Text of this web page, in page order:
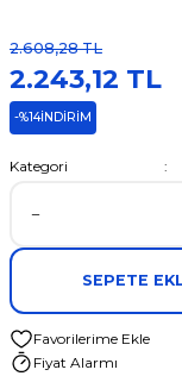
2.608,28 TL
2.243,12 TL
-%14İNDİRİM
Kategori
SEPETE
Fiyat Alarmı